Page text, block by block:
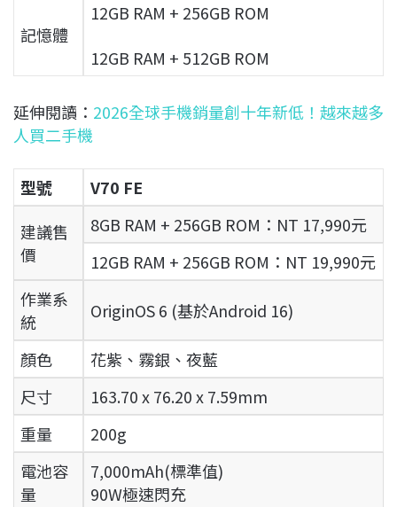
記憶體
12GB RAM + 256GB ROM
12GB RAM + 512GB ROM
延伸閱讀： 2026全球手機銷量創十年新低！越來越多
人買二手機
型號
V70 FE
建議售
價
8GB RAM + 256GB ROM：NT 17,990元
12GB RAM + 256GB ROM：NT 19,990元
作業系
統
OriginOS 6 (基於Android 16)
顏色
花紫、霧銀、夜藍
尺寸
163.70 x 76.20 x 7.59mm
重量
200g
電池容
量
7,000mAh(標準值)
90W極速閃充